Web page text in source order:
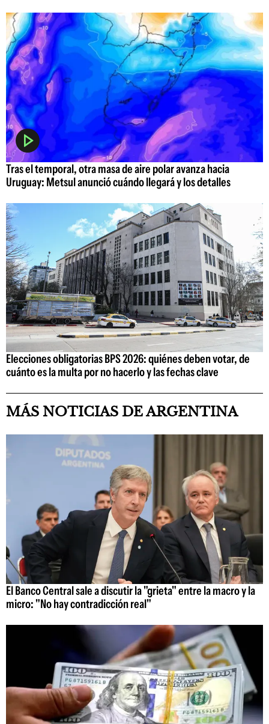
Tras el temporal, otra masa de aire polar avanza hacia
Uruguay: Metsul anunció cuándo llegará y los detalles
Elecciones obligatorias BPS 2026: quiénes deben votar, de
cuánto es la multa por no hacerlo y las fechas clave
MÁS NOTICIAS DE ARGENTINA
El Banco Central sale a discutir la "grieta" entre la macro y la
micro: "No hay contradicción real"